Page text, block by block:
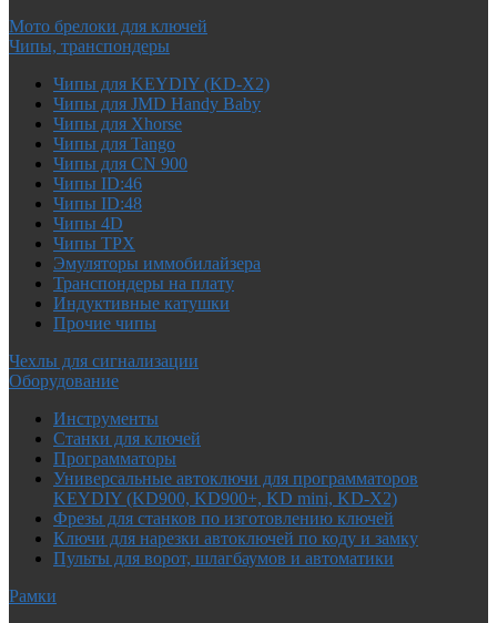
Мото брелоки для ключей
Чипы, транспондеры
Чипы для KEYDIY (KD-X2)
Чипы для JMD Handy Baby
Чипы для Xhorse
Чипы для Tango
Чипы для CN 900
Чипы ID:46
Чипы ID:48
Чипы 4D
Чипы TPX
Эмуляторы иммобилайзера
Транспондеры на плату
Индуктивные катушки
Прочие чипы
Чехлы для сигнализации
Оборудование
Инструменты
Cтанки для ключей
Программаторы
Универсальные автоключи для программаторов
KEYDIY (KD900, KD900+, KD mini, KD-X2)
Фрезы для станков по изготовлению ключей
Ключи для нарезки автоключей по коду и замку
Пульты для ворот, шлагбаумов и автоматики
Рамки